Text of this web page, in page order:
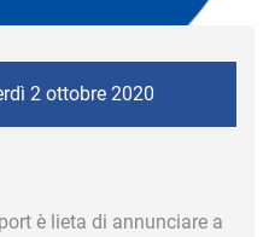
2 ottobre 2020
è lieta di annunciare a